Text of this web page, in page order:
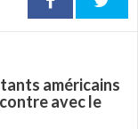
américains
avec le